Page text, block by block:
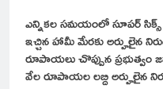
ఎన్నికల సమయంలో సూపర్
ఇచ్చిన హామీ మేరకు అర్హులైన
రూపాయలు చొప్పున
వేల రూపాయల లబ్ది అర్హులైన